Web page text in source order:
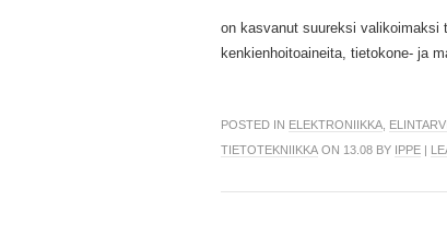
on kasvanut suureksi valikoimaksi
kenkienhoitoaineita, tietokone- ja
POSTED IN ELEKTRONIIKKA
TIETOTEKNIIKKA ON 13.08 BY IPPE |